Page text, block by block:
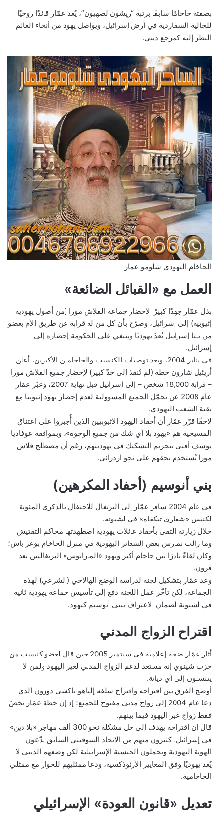
بصفته حاخامًا سابقًا برتبة “ريشون لصهيون”، يُعد عمّار قائدًا روحيًا
للجالية السفاردية في أرض إسرائيل، ويواصل يهود من أنحاء العالم
النظر إليه كمرجع ديني.
الحاخام اليهودي شلومو عمار
العمل مع «القبائل الضائعة»
بذل عمّار جهدًا كبيرًا لإحضار جماعة الفلاش مورا (من أصول يهودية
إثيوبية) إلى إسرائيل، وصرّح بأن كل من له قرابة عن طريق الأم بعضو
من بيتا إسرائيل يُعدّ يهوديًا وينبغي على الحكومة إحضاره إلى
إسرائيل.
في يناير 2004، وبعد توصيات الكنيست والحاخامين الأكبرين، أعلن
أريئيل شارون خطة (لم تُنفذ إلى حدّ كبير) لإحضار جميع الفلاش مورا
– قرابة 18,000 شخص – إلى إسرائيل قبل نهاية 2007، وعبّر عمّار
عام 2008 عن تحمّل الجميع المسؤولية لعدم إحضار يهود إثيوبيا مع
بقية الشعب اليهودي.
لاحقًا قرّر عمّار أن أحفاد اليهود الإثيوبيين الذين أُجبروا على اعتناق
المسيحية هم «يهود بلا أي شك من جميع الوجوه»، وبموافقة عوفاديا
يوسف أفتى بتحريم التشكيك في يهوديتهم، رغم أن مصطلح فلاش
مورا يُستخدم بحقهم على نحو ازدرائي.
بني أنوسيم (أحفاد المكرهين)
في عام 2004 سافر عمّار إلى البرتغال للاحتفال بالذكرى المئوية
لكنيس «شعاري تيكفاه» في لشبونة.
خلال زيارته التقى بأحفاد عائلات يهودية اضطهدتها محاكم التفتيش
وما زالت تمارس بعض الشعائر اليهودية في منزل الحاخام بوعز باش؛
وكان لقاءً نادرًا بين حاخام أكبر ويهود «المارانوس» البرتغاليين بعد
قرون.
وعد عمّار بتشكيل لجنة لدراسة الوضع الهالاخي (الشرعي) لهذه
الجماعة، لكن تأخّر عمل اللجنة دفع إلى تأسيس جماعة يهودية ثانية
في لشبونة لضمان الاعتراف ببني أنوسيم كيهود.
اقتراح الزواج المدني
أثار عمّار ضجة إعلامية في سبتمبر 2005 حين قال لعضو كنيست من
حزب شينوي إنه مستعد لدعم الزواج المدني لغير اليهود ولمن لا
ينتسبون إلى أي ديانة.
أوضح الفرق بين اقتراحه واقتراح سلفه إلياهو باكشي دورون الذي
دعا عام 2004 إلى زواج مدني مفتوح للجميع؛ إذ إن خطة عمّار تخصّ
فقط زواج غير اليهود فيما بينهم.
قال إن اقتراحه يهدف إلى حل مشكلة نحو 300 ألف مهاجر «بلا دين»
في إسرائيل، كثيرون منهم من الاتحاد السوفيتي السابق يدّعون
الهوية اليهودية ويحملون الجنسية الإسرائيلية لكن وضعهم الديني لا
يُعد يهوديًا وفق المعايير الأرثوذكسية، ودعا ممثليهم للحوار مع ممثلي
الحاخامية.
تعديل «قانون العودة» الإسرائيلي